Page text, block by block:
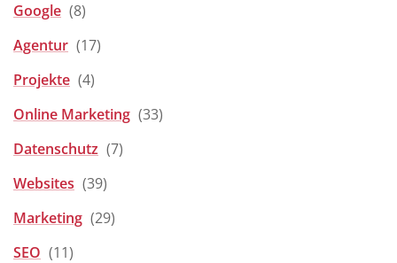
Google (8)
Agentur (17)
Projekte (4)
Online Marketing (33)
Datenschutz (7)
Websites (39)
Marketing (29)
SEO (11)